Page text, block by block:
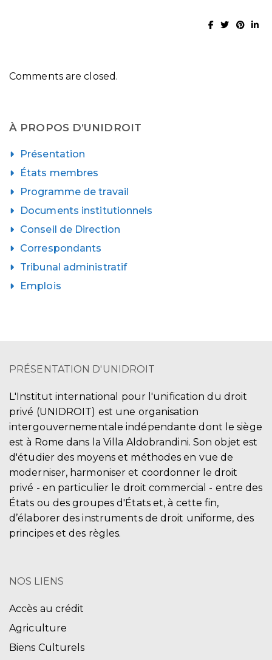
Comments are closed.
À PROPOS D’UNIDROIT
Présentation
États membres
Programme de travail
Documents institutionnels
Conseil de Direction
Correspondants
Tribunal administratif
Emplois
PRÉSENTATION D'UNIDROIT
L'Institut international pour l'unification du droit
privé (UNIDROIT) est une organisation
intergouvernementale indépendante dont le siège
est à Rome dans la Villa Aldobrandini. Son objet est
d'étudier des moyens et méthodes en vue de
moderniser, harmoniser et coordonner le droit
privé - en particulier le droit commercial - entre des
États ou des groupes d'États et, à cette fin,
d’élaborer des instruments de droit uniforme, des
principes et des règles.
NOS LIENS
Accès au crédit
Agriculture
Biens Culturels